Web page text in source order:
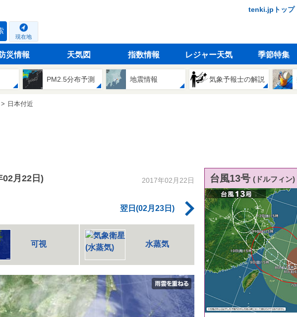
tenki.jpトップ｜
現在地
災情報 天気図 指数情報 レジャー天気 季節特集
PM2.5分布予測 地震情報 気象予報士の解説
日本付近
02月22日) 2017年02月22日
翌日(02月23日)
可視 水蒸気
台風13号 (ドルフィン)